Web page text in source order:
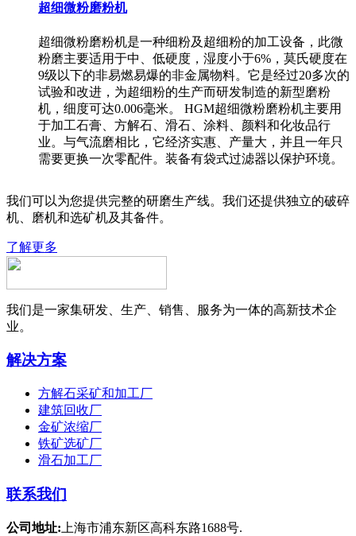
超细微粉磨粉机
超细微粉磨粉机是一种细粉及超细粉的加工设备，此微
粉磨主要适用于中、低硬度，湿度小于6%，莫氏硬度在
9级以下的非易燃易爆的非金属物料。它是经过20多次的
试验和改进，为超细粉的生产而研发制造的新型磨粉
机，细度可达0.006毫米。 HGM超细微粉磨粉机主要用
于加工石膏、方解石、滑石、涂料、颜料和化妆品行
业。与气流磨相比，它经济实惠、产量大，并且一年只
需要更换一次零配件。装备有袋式过滤器以保护环境。
我们可以为您提供完整的研磨生产线。我们还提供独立的破碎
机、磨机和选矿机及其备件。
了解更多
我们是一家集研发、生产、销售、服务为一体的高新技术企
业。
解决方案
方解石采矿和加工厂
建筑回收厂
金矿浓缩厂
铁矿选矿厂
滑石加工厂
联系我们
公司地址: 上海市浦东新区高科东路1688号.